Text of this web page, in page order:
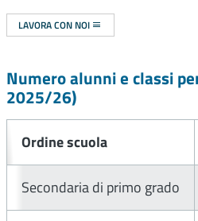
LAVORA CON NOI
Numero alunni e classi
2025/26)
Ordine scuola
Secondaria di primo grado